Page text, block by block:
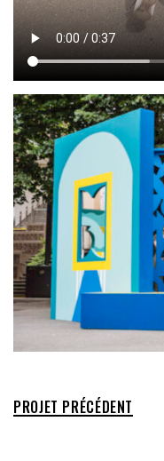
PROJET PRÉCÉDENT